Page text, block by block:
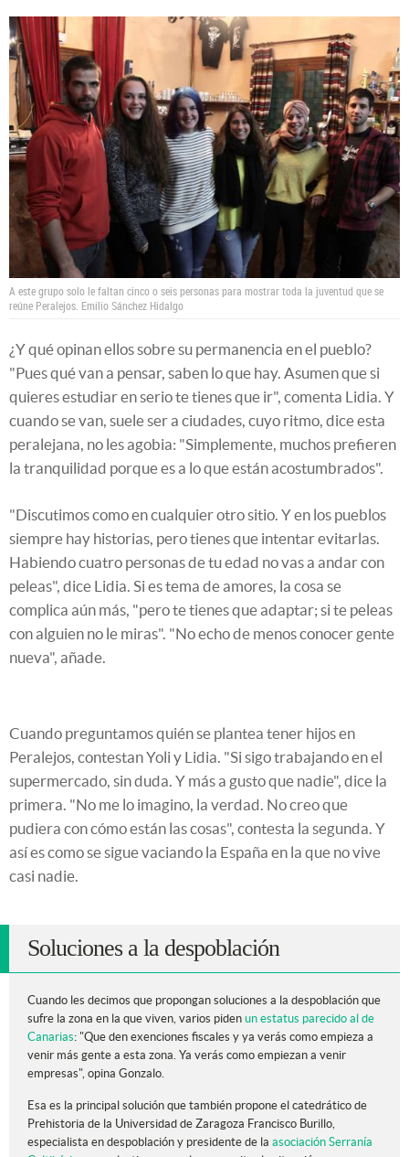
A este grupo solo le faltan cinco o seis personas para mostrar toda la juventud que se
reúne Peralejos. Emilio Sánchez Hidalgo
¿Y qué opinan ellos sobre su permanencia en el pueblo?
"Pues qué van a pensar, saben lo que hay. Asumen que si
quieres estudiar en serio te tienes que ir", comenta Lidia. Y
cuando se van, suele ser a ciudades, cuyo ritmo, dice esta
peralejana, no les agobia: "Simplemente, muchos prefieren
la tranquilidad porque es a lo que están acostumbrados".
"Discutimos como en cualquier otro sitio. Y en los pueblos
siempre hay historias, pero tienes que intentar evitarlas.
Habiendo cuatro personas de tu edad no vas a andar con
peleas", dice Lidia. Si es tema de amores, la cosa se
complica aún más, "pero te tienes que adaptar; si te peleas
con alguien no le miras". "No echo de menos conocer gente
nueva", añade.
Cuando preguntamos quién se plantea tener hijos en
Peralejos, contestan Yoli y Lidia. "Si sigo trabajando en el
supermercado, sin duda. Y más a gusto que nadie", dice la
primera. "No me lo imagino, la verdad. No creo que
pudiera con cómo están las cosas", contesta la segunda. Y
así es como se sigue vaciando la España en la que no vive
casi nadie.
Soluciones a la despoblación
Cuando les decimos que propongan soluciones a la despoblación que
sufre la zona en la que viven, varios piden un estatus parecido al de
Canarias: "Que den exenciones fiscales y ya verás como empieza a
venir más gente a esta zona. Ya verás como empiezan a venir
empresas", opina Gonzalo.
Esa es la principal solución que también propone el catedrático de
Prehistoria de la Universidad de Zaragoza Francisco Burillo,
especialista en despoblación y presidente de la asociación Serranía